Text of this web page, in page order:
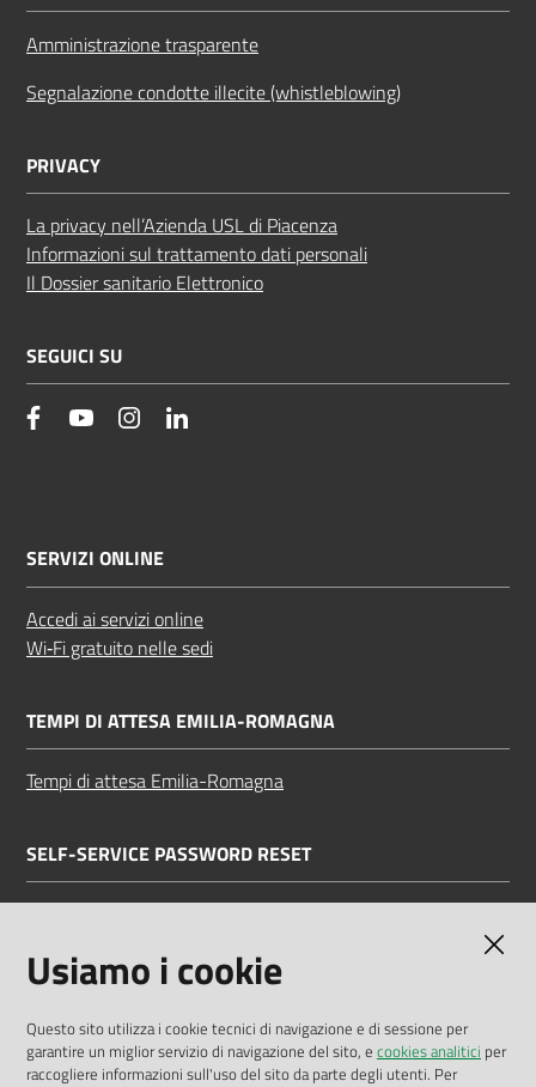
Amministrazione trasparente
Segnalazione condotte illecite (whistleblowing)
PRIVACY
La privacy nell’Azienda USL di Piacenza
Informazioni sul trattamento dati personali
Il Dossier sanitario Elettronico
SEGUICI SU
facebookYouTube Instagram
SERVIZI ONLINE
Accedi ai servizi online
Wi‑Fi gratuito nelle sedi
TEMPI DI ATTESA EMILIA-ROMAGNA
Tempi di attesa Emilia-Romagna
SELF-SERVICE PASSWORD RESET
Dichiarazione di accessibilità
Usiamo i cookie
Questo sito utilizza i cookie tecnici di navigazione e di sessione per
garantire un miglior servizio di navigazione del sito, e cookies analitici per
raccogliere informazioni sull'uso del sito da parte degli utenti. Per